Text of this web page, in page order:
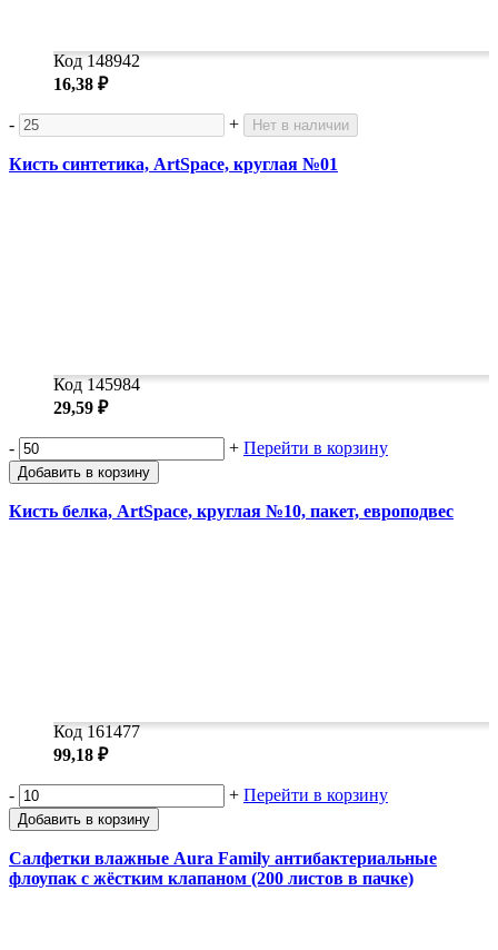
Код 148942
16,38 ₽
- + Нет в наличии
Кисть синтетика, ArtSpace, круглая №01
Код 145984
29,59 ₽
- + Перейти в корзину
Добавить в корзину
Кисть белка, ArtSpace, круглая №10, пакет, европодвес
Код 161477
99,18 ₽
- + Перейти в корзину
Добавить в корзину
Салфетки влажные Aura Family антибактериальные
флоупак с жёстким клапаном (200 листов в пачке)